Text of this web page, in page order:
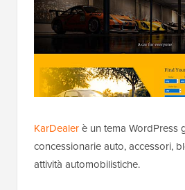
KarDealerè un tema WordPress
concessionarie auto, accessori,
attività automobilistiche.